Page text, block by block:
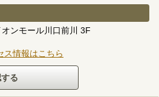
ンモール川口前川 3F
ス情報はこちら